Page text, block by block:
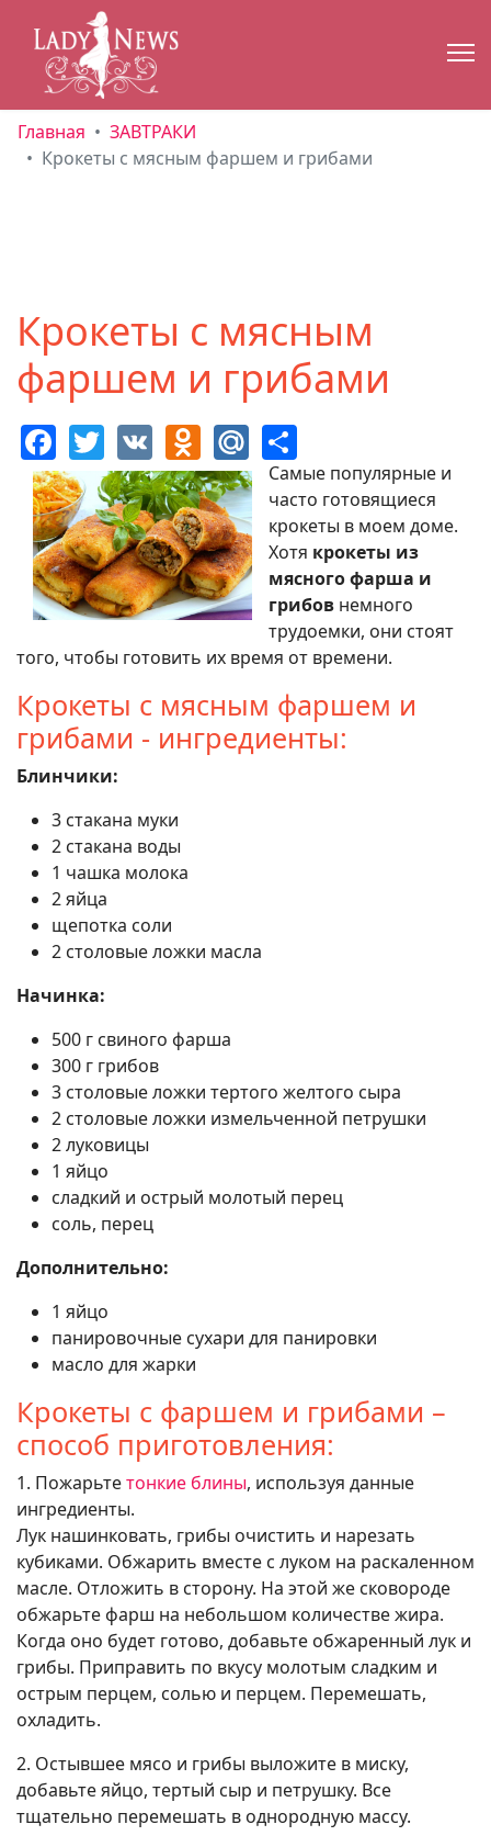
Главная
ЗАВТРАКИ
Крокеты с мясным фаршем и грибами
Крокеты с мясным
фаршем и грибами
Facebook
Twitter
VK Odnoklassniki
Mail.Ru
Самые популярные и
часто готовящиеся
крокеты в моем доме.
Хотя крокеты из
мясного фарша и
грибов немного
трудоемки, они стоят
того, чтобы готовить их время от времени.
Крокеты с мясным фаршем и
грибами - ингредиенты:
Блинчики:
3 стакана муки
2 стакана воды
1 чашка молока
2 яйца
щепотка соли
2 столовые ложки масла
Начинка:
500 г свиного фарша
300 г грибов
3 столовые ложки тертого желтого сыра
2 столовые ложки измельченной петрушки
2 луковицы
1 яйцо
сладкий и острый молотый перец
соль, перец
Дополнительно:
1 яйцо
панировочные сухари для панировки
масло для жарки
Крокеты с фаршем и грибами –
способ приготовления:
1. Пожарьтетонкие блины, используя данные
ингредиенты.
Лук нашинковать, грибы очистить и нарезать
кубиками. Обжарить вместе с луком на раскаленном
масле. Отложить в сторону. На этой же сковороде
обжарьте фарш на небольшом количестве жира.
Когда оно будет готово, добавьте обжаренный лук и
грибы. Приправить по вкусу молотым сладким и
острым перцем, солью и перцем. Перемешать,
охладить.
2. Остывшее мясо и грибы выложите в миску,
добавьте яйцо, тертый сыр и петрушку. Все
тщательно перемешать в однородную массу.